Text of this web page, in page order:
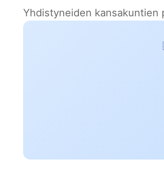
Yhdistyneiden kansakuntien